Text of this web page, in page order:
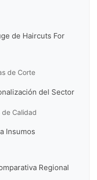
de Haircuts For
de Corte
del Sector
de Calidad
Insumos
Regional